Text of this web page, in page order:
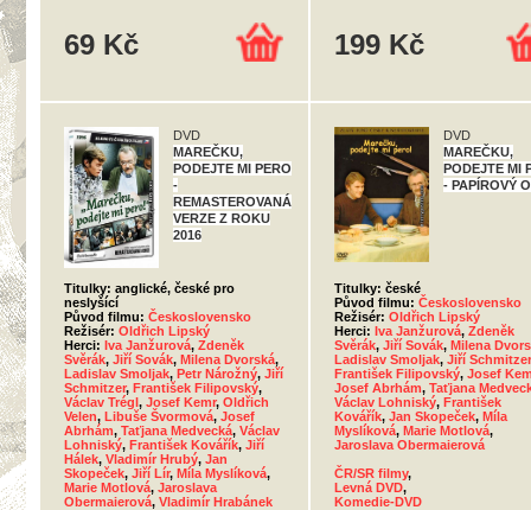
69 Kč 199 Kč
DVD
MAREČKU,
PODEJTE MI PERO
-
REMASTEROVANÁ
VERZE Z ROKU
2016
Titulky: anglické, české pro
neslyšící
Původ filmu: Československo
Režisér: Oldřich Lipský
Herci: Iva Janžurová, Zdeněk
Svěrák, Jiří Sovák, Milena Dvorská,
Ladislav Smoljak, Petr Nárožný, Jiří
Schmitzer, František Filipovský,
Václav Trégl, Josef Kemr, Oldřich
Velen, Libuše Švormová, Josef
Abrhám, Taťjana Medvecká, Václav
Lohniský, František Kovářík, Jiří
Hálek, Vladimír Hrubý, Jan
Skopeček, Jiří Lír, Míla Myslíková,
Marie Motlová, Jaroslava
Obermaierová, Vladimír Hrabánek
DVD
MAREČKU,
PODEJTE MI
- PAPÍROVÝ
Titulky: české
Původ filmu: Československo
Režisér: Oldřich Lipský
Herci: Iva Janžurová, Zdeněk
Svěrák, Jiří Sovák, Milena
Ladislav Smoljak, Jiří Schmitzer
František Filipovský, Josef
Josef Abrhám, Taťjana
Václav Lohniský, František
Kovářík, Jan Skopeček, Míla
Myslíková, Marie Motlová,
Jaroslava Obermaierová
ČR/SR filmy,
Levná DVD,
Komedie-DVD